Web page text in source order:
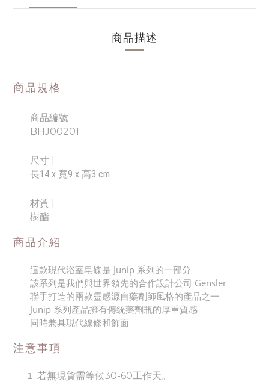
商品描述
商品規格
商品編號
BHJ00201
尺寸
長14 x 寬9 x 高3 cm
材質 |
樹酯
商品介紹
這款現代浴室皂碟是 Junip 系列的一部分
該系列是我們與世界領先的合作設計公司 Gensler
聯手打造的兩款靈感源自藥劑師風格的產品之一
Junip 系列產品擁有傳統藥劑瓶的厚重質感
同時兼具現代線條和飾面
注意事項
若無現貨需等候30-60工作天。